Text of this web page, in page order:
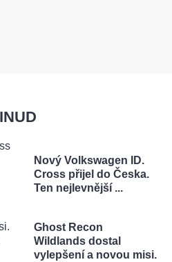
Nový Volkswagen ID.
Cross přijel do Česka.
Ten nejlevnější ...
Ghost Recon
Wildlands dostal
vylepšení a novou misi.